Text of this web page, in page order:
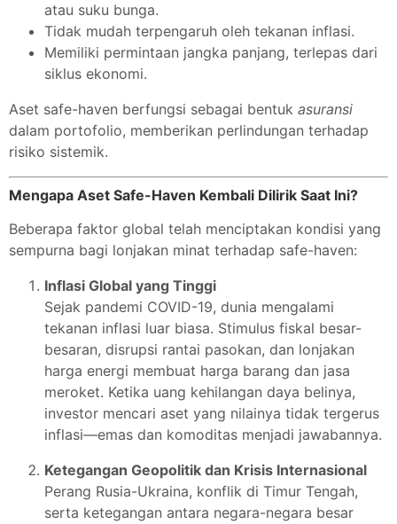
atau suku bunga.
Tidak mudah terpengaruh oleh tekanan inflasi.
Memiliki permintaan jangka panjang, terlepas dari
siklus ekonomi.
Aset safe-haven berfungsi sebagai bentuk asuransi
dalam portofolio, memberikan perlindungan terhadap
risiko sistemik.
Mengapa Aset Safe-Haven Kembali Dilirik Saat Ini?
Beberapa faktor global telah menciptakan kondisi yang
sempurna bagi lonjakan minat terhadap safe-haven:
Inflasi Global yang Tinggi
Sejak pandemi COVID-19, dunia mengalami
tekanan inflasi luar biasa. Stimulus fiskal besar-
besaran, disrupsi rantai pasokan, dan lonjakan
harga energi membuat harga barang dan jasa
meroket. Ketika uang kehilangan daya belinya,
investor mencari aset yang nilainya tidak tergerus
inflasi—emas dan komoditas menjadi jawabannya.
Ketegangan Geopolitik dan Krisis Internasional
Perang Rusia-Ukraina, konflik di Timur Tengah,
serta ketegangan antara negara-negara besar